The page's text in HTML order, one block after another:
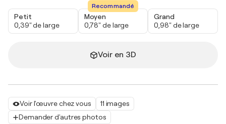
Voir l'œuvre chez vous
11 images
Demander d'autres photos
Petit
0,39" de large
Recommandé
Moyen
0,78" de large
Grand
0,98" de large
Voir en 3D